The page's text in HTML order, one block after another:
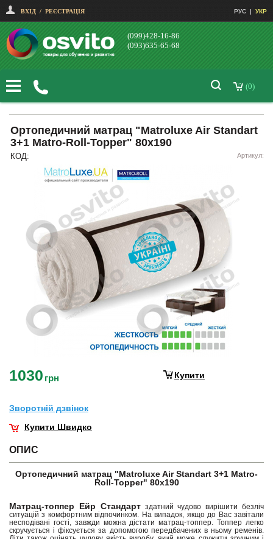
ВХІД / РЕЄСТРАЦІЯ РУС | УКР
(099)428-16-86
(093)635-65-68
(0)
Ортопедичний матрац "Matroluxe Air Standart
3+1 Matro-Roll-Topper" 80х190
КОД: Артикул:
1030 грн Купити
Зворотнiй дзвiнок
Купити Швидко
ОПИС
Ортопедичний матрац "Matroluxe Air Standart 3+1 Matro-
Roll-Topper" 80х190
Матрац-топпер Ейр Стандартздатний чудово вирішити безліч
ситуацій з комфортним відпочинком. На випадок, якщо до Вас завітали
несподівані гості, завжди можна дістати матрац-топпер. Топпер легко
скручується і фіксується за допомогою передбачених в ньому ременів.